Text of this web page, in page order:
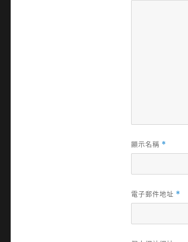
顯示名稱 *
電子郵件地址 *